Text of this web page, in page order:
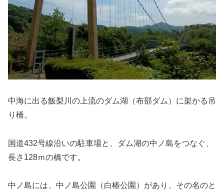
中海に出る飯梨川の上流のダム湖（布部ダム）に架かる吊
り橋。
国道432号線沿いの駐車場と、ダム湖の中ノ島をつなぐ、
長さ128ｍの橋です。
中ノ島には、中ノ島公園（白椿公園）があり、その名のと